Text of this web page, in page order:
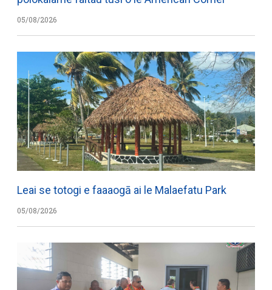
05/08/2026
Leai se totogi e faaaogā ai le Malaefatu Park
05/08/2026